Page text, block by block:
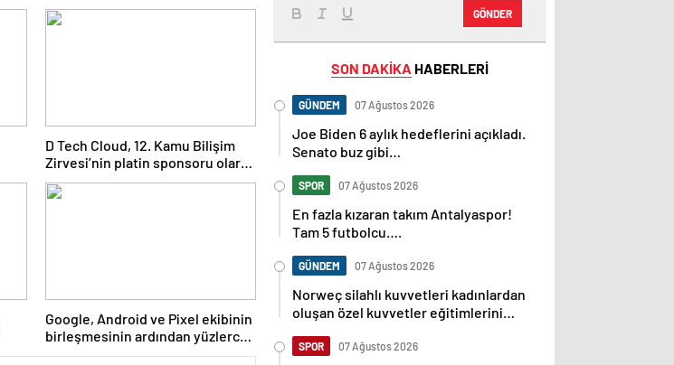
D Tech Cloud, 12. Kamu Bilişim
Zirvesi’nin platin sponsoru olarak
dijital geleceğe yön verdi
Google, Android ve Pixel ekibinin
birleşmesinin ardından yüzlerce
kişiyi işten çıkardı
GÖNDER
SON DAKİKA HABERLERİ
GÜNDEM 07 Ağustos 2026
Joe Biden 6 aylık hedeflerini açıkladı.
Senato buz gibi…
SPOR 07 Ağustos 2026
En fazla kızaran takım Antalyaspor!
Tam 5 futbolcu….
GÜNDEM 07 Ağustos 2026
Norweç silahlı kuvvetleri kadınlardan
oluşan özel kuvvetler eğitimlerini
SPOR 07 Ağustos 2026